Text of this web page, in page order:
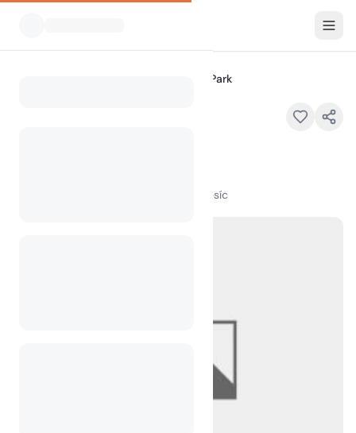
A-OK South RV Park
zobrazení za poslední měsíc